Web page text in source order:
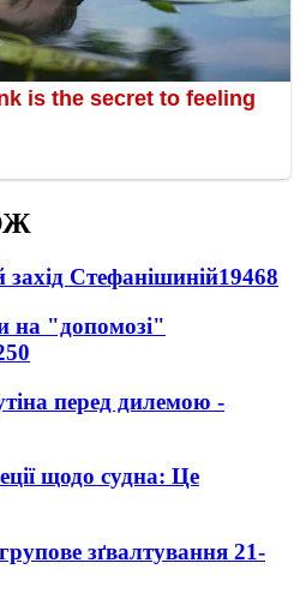
Стефанішиній19468
"допомозі"
перед дилемою -
щодо судна: Це
зґвалтування 21-